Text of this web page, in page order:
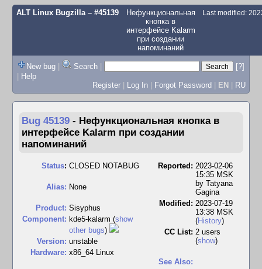
ALT Linux Bugzilla– #45139
Нефункциональная
кнопка в
интерфейсе Kalarm
при создании
напоминаний
Last modified:
New bug | Search |
[?]
| Help
Register | Log In | Forgot Password | EN | RU
Bug 45139 - Нефункциональная кнопка в
интерфейсе Kalarm при создании
напоминаний
Status: CLOSED NOTABUG
Alias: None
Product: Sisyphus
Component: kde5-kalarm (show
other bugs)
Version: unstable
Hardware: x86_64 Linux
Reported: 2023-02-06
15:35 MSK
by Tatyana
Gagina
Modified: 2023-07-19
13:38 MSK
(History)
CC List: 2 users
(show)
See Also: